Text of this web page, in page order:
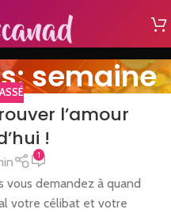
semaine
l’amour
!
1
vous demandez à quand
votre célibat et votre